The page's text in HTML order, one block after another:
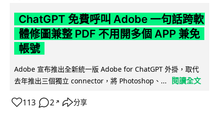
ChatGPT 免費呼叫 Adobe 一句話跨軟
體修圖兼整 PDF 不用開多個 APP 兼免
帳號
Adobe 宣布推出全新統一版 Adobe for ChatGPT 外掛，取代
去年推出三個獨立 connector，將 Photoshop、...
閱讀全文
113 2 ↗ 分享